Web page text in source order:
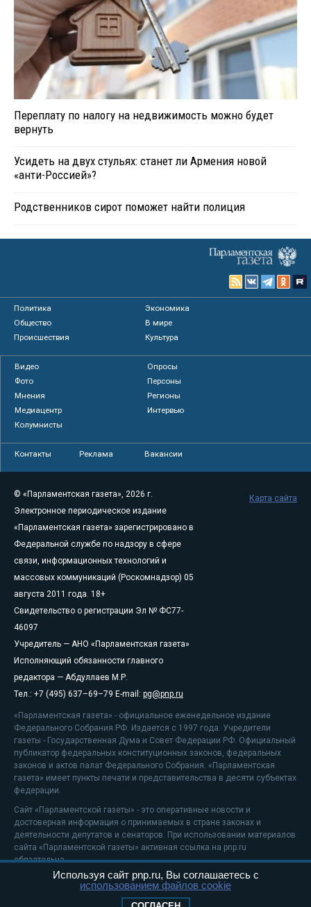
Переплату по налогу на недвижимость можно будет
вернуть
Усидеть на двух стульях: станет ли Армения новой
«анти-Россией»?
Родственников сирот поможет найти полиция
Политика
Экономика
Общество
В мире
Происшествия
Культура
Видео
Опросы
Фото
Персоны
Мнения
Регионы
Медиацентр
Интервью
Колумнисты
Контакты Реклама Вакансии
© «Парламентская газета», 2026 г.
Электронное периодическое издание
«Парламентская газета» зарегистрировано в
Федеральной службе по надзору в сфере
связи, информационных технологий и
массовых коммуникаций (Роскомнадзор) 05
августа 2011 года. 18+
Свидетельство о регистрации Эл № ФС77-
46097
Учредитель — АНО «Парламентская газета»
Исполняющий обязанности главного
редактора — Абдуллаев М.Р.
Тел.: +7 (495) 637–69–79 E-mail: pg@pnp.ru
«Парламентская газета» - официальное еженедельное издание
Федерального Собрания РФ. Издается с 1997 года. Учредители
газеты - Государственная Дума и Совет Федерации РФ. Официальный
публикатор федеральных конституционных законов, федеральных
законов и актов палат Федерального Собрания. «Парламентская
газета» имеет пункты печати и представительства в десяти субъектах
федерации.
Сайт «Парламентской газеты» - это оперативные новости и
достоверная информация о принимаемых в стране законах и
деятельности депутатов и сенаторов. При использовании материалов
сайта «Парламентской газеты» активная ссылка на pnp.ru
обязательна.
На информационном ресурсе применяютсярекомендательные
Положение о защите персональных данных
Карта сайта
Используя сайт pnp.ru, Вы соглашаетесь с
использованием файлов cookie